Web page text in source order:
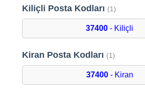
Kiliçli Posta Kodları (1)
37400 - Kiliçli
Kiran Posta Kodları (1)
37400- Kiran